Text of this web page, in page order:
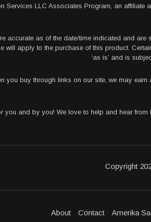
Services LLC Associates Program, an
accurate as of the date/time indicated and
will apply to the purchase of this product.
‘as is’ and is
you buy through links on our site, we may
you and by you! We love to help and hear
Copyright
About Contact Amerika